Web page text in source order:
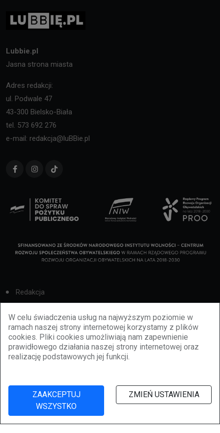
W celu świadczenia usług na najwyższym poziomie w
ramach naszej strony internetowej korzystamy z plików
cookies. Pliki cookies umożliwiają nam zapewnienie
prawidłowego działania naszej strony internetowej oraz
realizację podstawowych jej funkcji.
ZAAKCEPTUJ
WSZYSTKO
ZMIEŃ USTAWIENIA
Lubbie.pl
Jasna strona miasta
Adres redakcji:
ul. Podwale 47
43-300 Bielsko-Biała
tel. 573 692 276
e-mail: redakcja@luBBie.pl
Redakcja
Cookies
Reklama
BBiletomania